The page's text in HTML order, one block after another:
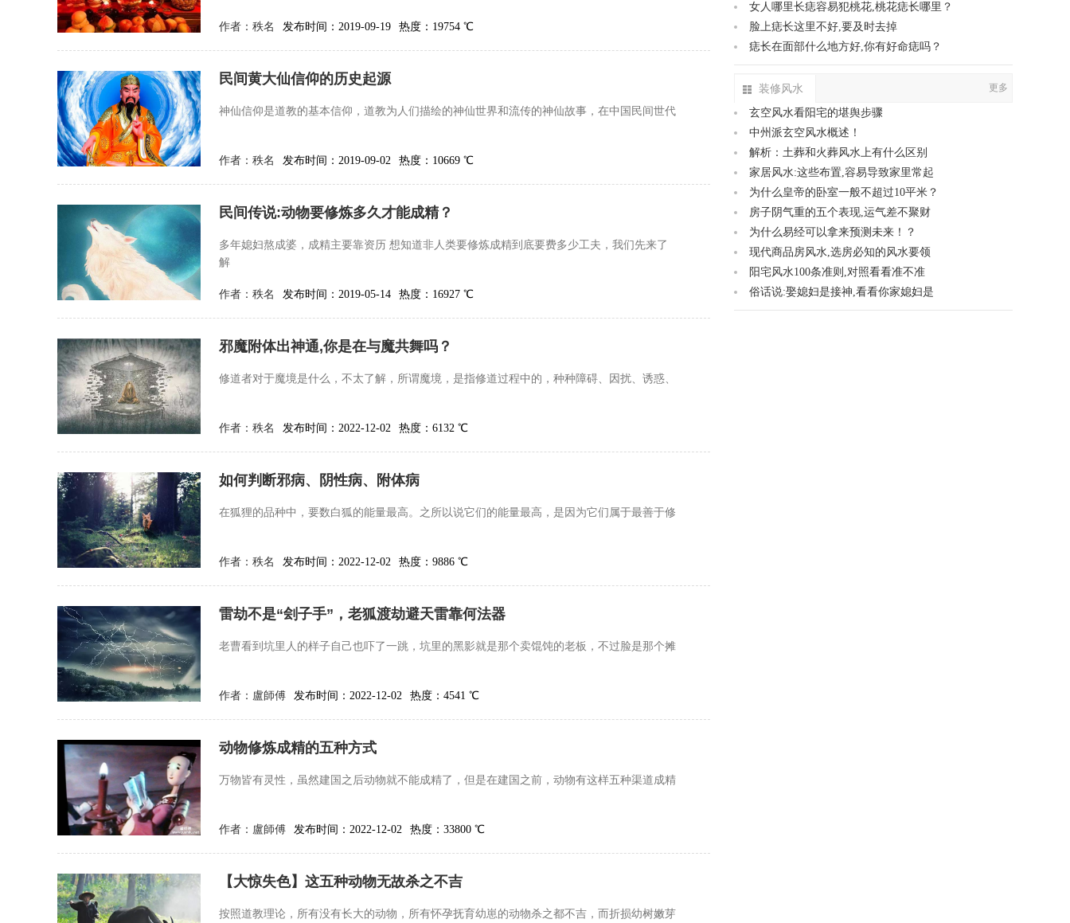
作者： 秩名 发布时间：2019-09-19 热度：19754 ℃
民间黄大仙信仰的历史起源
神仙信仰是道教的基本信仰，道教为人们描绘的神仙世界和流传的神仙故事，在中国民间世代
作者： 秩名 发布时间：2019-09-02 热度：10669 ℃
民间传说:动物要修炼多久才能成精？
多年媳妇熬成婆，成精主要靠资历 想知道非人类要修炼成精到底要费多少工夫，我们先来了
解
作者： 秩名 发布时间：2019-05-14 热度：16927 ℃
邪魔附体出神通,你是在与魔共舞吗？
修道者对于魔境是什么，不太了解，所谓魔境，是指修道过程中的，种种障碍、因扰、诱惑、
作者： 秩名 发布时间：2022-12-02 热度：6132 ℃
如何判断邪病、阴性病、附体病
在狐狸的品种中，要数白狐的能量最高。之所以说它们的能量最高，是因为它们属于最善于修
作者： 秩名 发布时间：2022-12-02 热度：9886 ℃
雷劫不是“刽子手”，老狐渡劫避天雷靠何法器
老曹看到坑里人的样子自己也吓了一跳，坑里的黑影就是那个卖馄饨的老板，不过脸是那个摊
作者： 盧師傅 发布时间：2022-12-02 热度：4541 ℃
动物修炼成精的五种方式
万物皆有灵性，虽然建国之后动物就不能成精了，但是在建国之前，动物有这样五种渠道成精
作者： 盧師傅 发布时间：2022-12-02 热度：33800 ℃
【大惊失色】这五种动物无故杀之不吉
按照道教理论，所有没有长大的动物，所有怀孕抚育幼崽的动物杀之都不吉，而折损幼树嫩芽
女人哪里长痣容易犯桃花,桃花痣长哪里？
脸上痣长这里不好,要及时去掉
痣长在面部什么地方好,你有好命痣吗？
装修风水 更多
玄空风水看阳宅的堪舆步骤
中州派玄空风水概述！
解析：土葬和火葬风水上有什么区别
家居风水:这些布置,容易导致家里常起
为什么皇帝的卧室一般不超过10平米？
房子阴气重的五个表现,运气差不聚财
为什么易经可以拿来预测未来！？
现代商品房风水,选房必知的风水要领
阳宅风水100条准则,对照看看准不准
俗话说:娶媳妇是接神,看看你家媳妇是